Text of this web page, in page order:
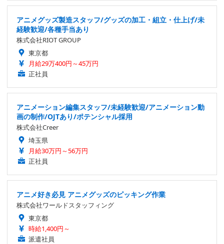
アニメグッズ製造スタッフ/グッズの加工・組立・仕上げ/未
経験歓迎/各種手当あり
株式会社RIOT GROUP
東京都
月給29万400円～45万円
正社員
アニメーション編集スタッフ/未経験歓迎/アニメーション動
画の制作/OJTあり/ポテンシャル採用
株式会社Creer
埼玉県
月給30万円～56万円
正社員
アニメ好き必見 アニメグッズのピッキング作業
株式会社ワールドスタッフィング
東京都
時給1,400円～
派遣社員